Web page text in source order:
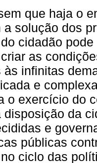
que haja o
a solução dos
cidadão
as
às infinitas
e
o exercício do
disposição da
e
públicas
ciclo das